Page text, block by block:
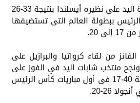
فاز منتخب شابات كرة اليد على نظيره أيسلندا بنتيجة 33-26
ببطولة العالم التى تستضيفها
20.
من لقاء كرواتيا والبرازيل على
منتخب شابات اليد في الفوز على
نظيره باراجواي بنتيجة 40-17 فى أول مباريات كأس الرئيس
26-20.